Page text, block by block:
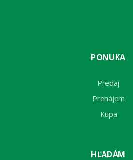
PONUKA
Predaj
Prenájom
Kúpa
HĽADÁM